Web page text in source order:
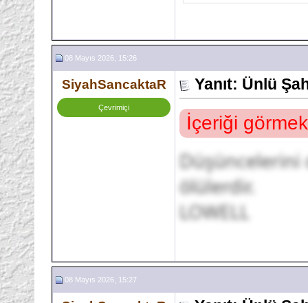
08 Mayıs 2026, 15:26
SiyahSancaktaR
Çevrimiçi
Yanıt: Ünlü
İçeriği
Düşüncelerini
ölülerdir.
LOWELL
08 Mayıs 2026, 15:27